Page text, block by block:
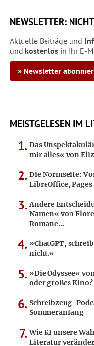
NEWSLETTER:
Aktuelle Beiträge und
und kostenlos in Ihr E-
» Newsletter
MEISTGELESEN IM
Das
mir alles« von
Die Normseite:
LibreOffice,
Andere
Namen« von
Romane…
»ChatGPT,
nicht.«
»Die Odyssee«
oder großes Kino?
Schreibzeug-
Sommeranfang
Wie KI unsere
Literatur